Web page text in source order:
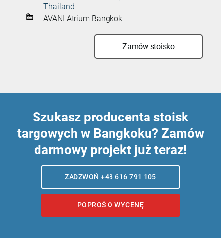
Thailand
AVANI Atrium Bangkok
Zamów stoisko
Szukasz producenta stoisk
targowych w Bangkoku? Zamów
darmowy projekt już teraz!
ZADZWOŃ +48 616 791 105
POPROŚ O WYCENĘ